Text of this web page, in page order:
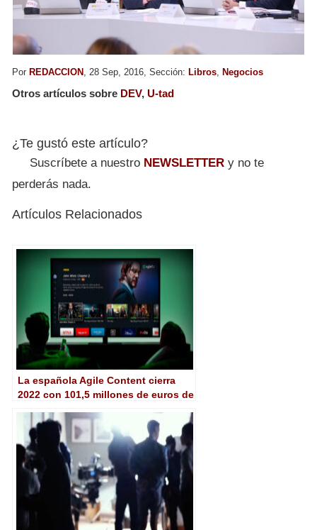
Por REDACCION , 28 Sep, 2016, Sección: Libros, Negocios
Otros artículos sobre DEV, U-tad
¿Te gustó este artículo?
Suscríbete a nuestro NEWSLETTER y no te
perderás nada.
Artículos Relacionados
La española Agile Content cierra
2022 con 101,5 millones de euros de